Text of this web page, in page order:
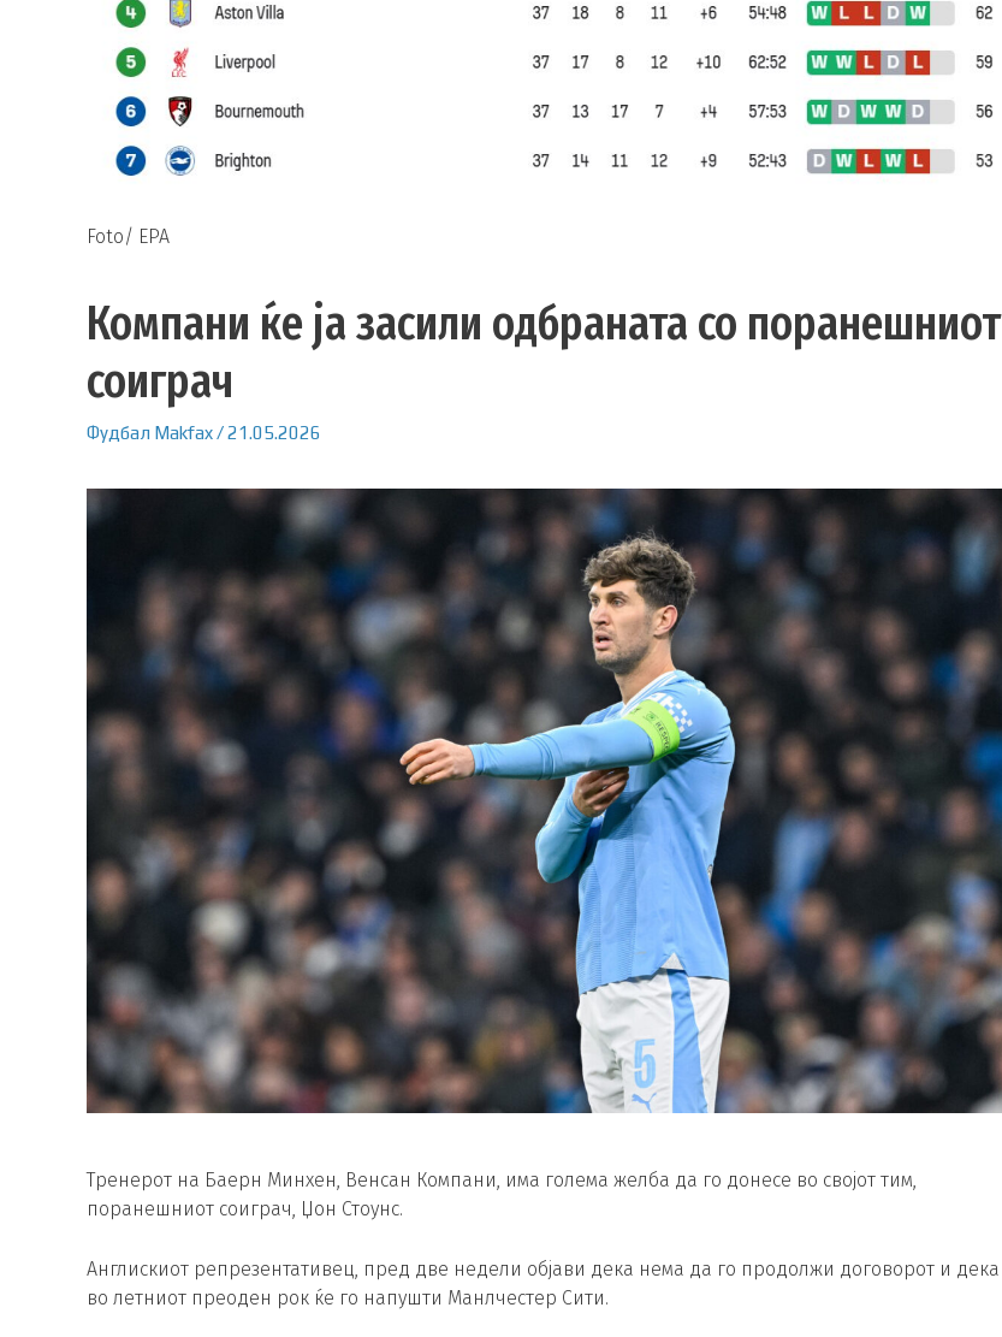
Foto/ EPA
Компани ќе ја засили одбраната со поранешниот
соиграч
Фудбал Makfax/21.05.2026
Тренерот на Баерн Минхен, Венсан Компани, има голема желба да го донесе во својот тим,
поранешниот соиграч, Џон Стоунс.
Англискиот репрезентативец, пред две недели објави дека нема да го продолжи договорот и дека
во летниот преоден рок ќе го напушти Манлчестер Сити.